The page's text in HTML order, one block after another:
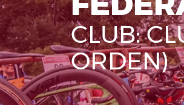
CLUB:
ORDEN)